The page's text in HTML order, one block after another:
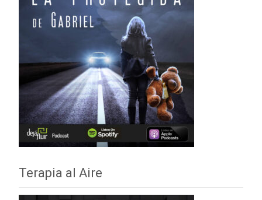
Terapia al Aire